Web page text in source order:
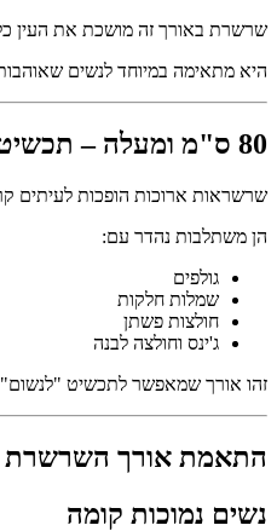
שרשרת באורך זה מושכת את העין
היא מתאימה במיוחד לנשים
80 ס"מ ומעלה – תכשיט שהוא חלק מההופעה
שרשראות ארוכות הופכות לעיתים
הן משתלבות נהדר עם:
גולפים
שמלות חלקות
חולצות פשתן
ג'ינס וחולצה לבנה
זהו אורך שמאפשר לתכשיט
התאמת אורך השרשרת
נשים נמוכות קומה